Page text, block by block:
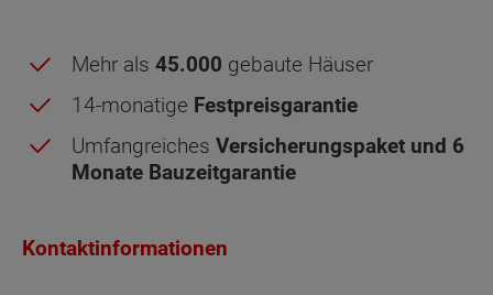
Sonderausstattung
Energiestandard EH 40
Sonderausstattung
Wand und Fassade Klinker - Doppelhaus Aura
125
Obergeschoss - Grundrissvarianten:
Mehr als 45.000 gebaute Häuser
14-monatige Festpreisgarantie
Umfangreiches Versicherungspaket und 6
Monate Bauzeitgarantie
Kontaktinformationen